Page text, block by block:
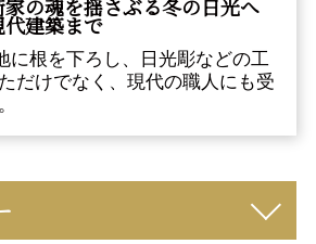
の魂を揺さぶる冬の日光へ
建築まで
に根を下ろし、日光彫などの工
だけでなく、現代の職人にも受